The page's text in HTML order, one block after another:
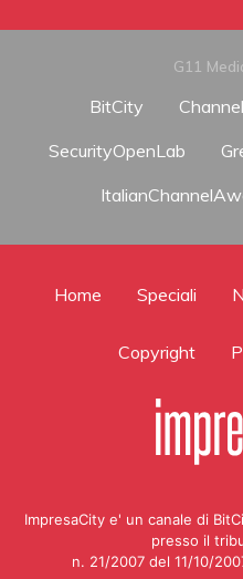
G11
BitCity
SecurityOpenLab
Home Speciali
Copyright
ImpresaCity e' un canale di
presso il
n. 21/2007 del 11/10/